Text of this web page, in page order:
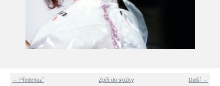
← Předchozí Další →
Zpět do složky